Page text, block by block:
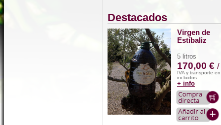
Destacados
Virgen de
Estíbaliz
5 litros
170,00 € /
IVA y transporte
incluidos
+ info